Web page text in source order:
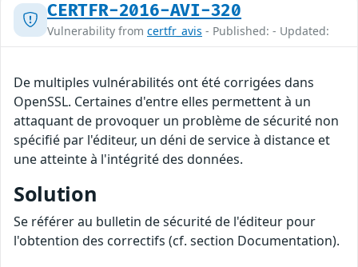
CERTFR-2016-AVI-320
Vulnerability from certfr_avis - Published: - Updated:
De multiples vulnérabilités ont été corrigées dans
OpenSSL. Certaines d'entre elles permettent à un
attaquant de provoquer un problème de sécurité non
spécifié par l'éditeur, un déni de service à distance et
une atteinte à l'intégrité des données.
Solution
Se référer au bulletin de sécurité de l'éditeur pour
l'obtention des correctifs (cf. section Documentation).